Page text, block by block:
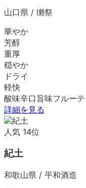
山口県 / 獺祭
華やか
芳醇
重厚
穏やか
ドライ
軽快
酸味辛口 旨味フルーテ
詳細を見る
人気 14位
紀土
和歌山県 / 平和酒造